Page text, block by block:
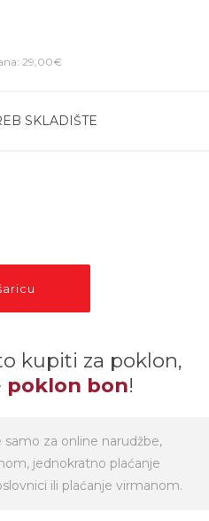
29,00€
SKLADIŠTE
kupiti za poklon,
poklon bon!
za online narudžbe,
jednokratno plaćanje
ili plaćanje virmanom.